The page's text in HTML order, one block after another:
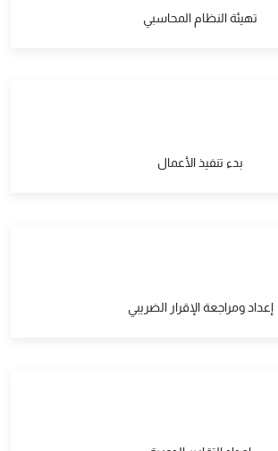
تهيئة النظام المحاسبي
بدء تنفيذ الأعمال
إعداد ومراجعة الإقرار الضريبي